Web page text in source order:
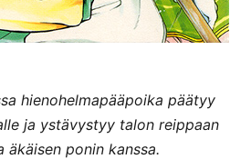
hienohelmapääpoika päätyy
ja ystävystyy talon reippaan
äkäisen ponin kanssa.